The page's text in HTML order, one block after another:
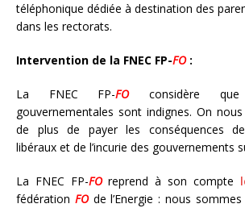
téléphonique dédiée à destination des
dans les rectorats.
Intervention de la FNEC FP-FO:
La FNEC FP-FOconsidère que
gouvernementales sont indignes. On
de plus de payer les conséquences
libéraux et de l’incurie des gouvernements
La FNEC FP-FOreprend à son compte
fédération FOde l’Energie : nous